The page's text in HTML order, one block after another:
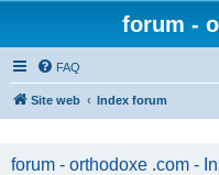
forum -
FAQ
Site web Index forum
forum - orthodoxe .com -